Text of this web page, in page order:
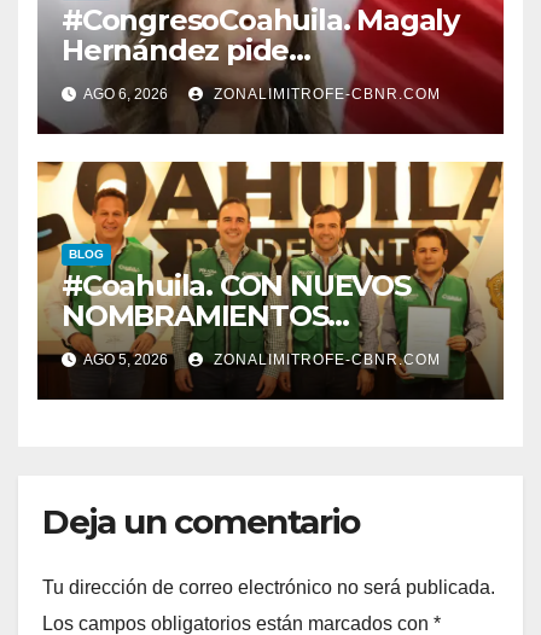
#CongresoCoahuila. Magaly
Hernández pide
desconegelar LEY QUE TIENE
QUE VER CON LA
PROTECCION DE
TRABAJADORES DE LA
EDUCACION.
AGO 6, 2026 ZONALIMITROFE-CBNR.COM
BLOG
#Coahuila. CON NUEVOS
NOMBRAMIENTOS
FORTALECE GOBERNADOR
GABINETE
AGO 5, 2026 ZONALIMITROFE-CBNR.COM
Deja un comentario
Tu dirección de correo electrónico no será publicada.
Los campos obligatorios están marcados con *